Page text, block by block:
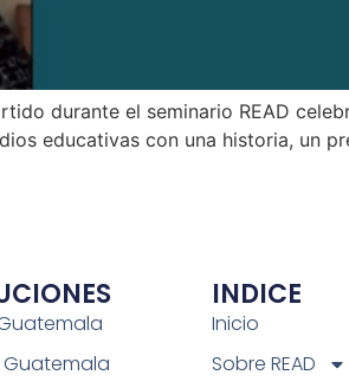
durante el seminario READ
educativas con una historia, un
Guatemala
INDICE
Inicio
Sobre READ